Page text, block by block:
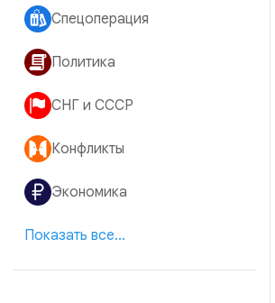
Спецоперация
Политика
СНГ и СССР
Конфликты
Экономика
Показать все...